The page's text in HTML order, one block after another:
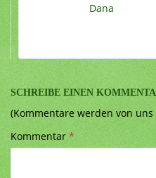
Dana
SCHREIBE EINEN
(Kommentare werden von
Kommentar*